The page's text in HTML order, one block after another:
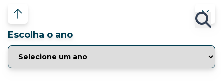
Escolha o ano